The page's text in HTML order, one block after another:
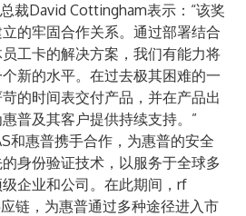
裁David Cottingham表示：“该奖
的牢固合作关系。通过部署结合
工卡的解决方案，我们有能力将
新的水平。在过去极其困难的一
的时间表交付产品，并在产品出
普及其客户提供持续支持。”
和惠普携手合作，为惠普的安全
身份验证技术，以服务于全球多
企业和公司。在此期间，rf
链，为惠普通过多种途径进入市